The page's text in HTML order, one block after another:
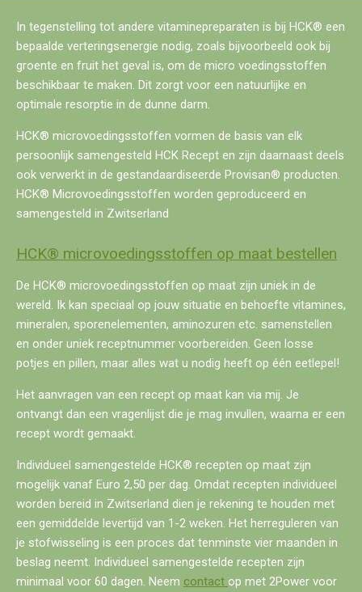
In tegenstelling tot andere vitaminepreparaten is bij HCK® een
bepaalde verteringsenergie nodig, zoals bijvoorbeeld ook bij
groente en fruit het geval is, om de micro voedingsstoffen
beschikbaar te maken. Dit zorgt voor een natuurlijke en
optimale resorptie in de dunne darm.
HCK® microvoedingsstoffen vormen de basis van elk
persoonlijk samengesteld HCK Recept en zijn daarnaast deels
ook verwerkt in de gestandaardiseerde Provisan® producten.
HCK® Microvoedingsstoffen worden geproduceerd en
samengesteld in Zwitserland
HCK® microvoedingsstoffen op maat bestellen
De HCK® microvoedingsstoffen op maat zijn uniek in de
wereld. Ik kan speciaal op jouw situatie en behoefte vitamines,
mineralen, sporenelementen, aminozuren etc. samenstellen
en onder uniek receptnummer voorbereiden. Geen losse
potjes en pillen, maar alles wat u nodig heeft op één eetlepel!
Het aanvragen van een recept op maat kan via mij. Je
ontvangt dan een vragenlijst die je mag invullen, waarna er een
recept wordt gemaakt.
Individueel samengestelde HCK® recepten op maat zijn
mogelijk vanaf Euro 2,50 per dag. Omdat recepten individueel
worden bereid in Zwitserland dien je rekening te houden met
een gemiddelde levertijd van 1-2 weken. Het herreguleren van
je stofwisseling is een proces dat tenminste vier maanden in
beslag neemt. Individueel samengestelde recepten zijn
minimaal voor 60 dagen. Neem contact op met 2Power voor